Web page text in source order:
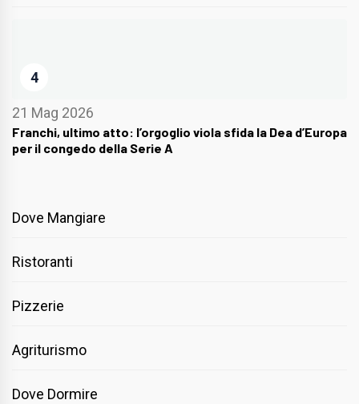
4
21 Mag 2026
Franchi, ultimo atto: l’orgoglio viola sfida la Dea d’Europa
per il congedo della Serie A
Dove Mangiare
Ristoranti
Pizzerie
Agriturismo
Dove Dormire